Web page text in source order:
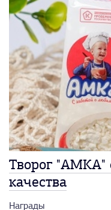
Творог "АМКА"
качества
Награды